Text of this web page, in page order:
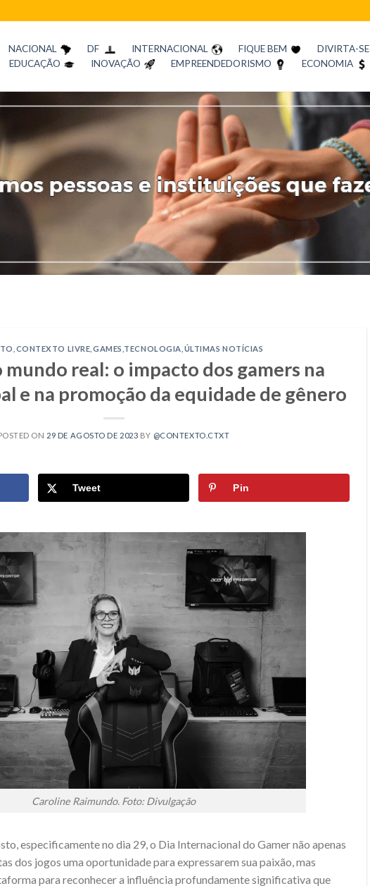
NACIONAL DF INTERNACIONAL FIQUE BEM DIVIRTA-SE
EDUCAÇÃO INOVAÇÃO EMPREENDEDORISMO ECONOMIA
CONTEXTO LIVRE GAMES TECNOLOGIA ÚLTIMAS NOTÍCIAS
mundo real: o impacto dos gamers na
e na promoção da equidade de gênero
ON 29 DE AGOSTO DE 2023 BY @CONTEXTO.CTXT
Tweet Pin
Caroline Raimundo. Foto: Divulgação
especificamente no dia 29, o Dia Internacional do Gamer não apenas
dos jogos uma oportunidade para expressarem sua paixão, mas
para reconhecer a influência profundamente significativa que